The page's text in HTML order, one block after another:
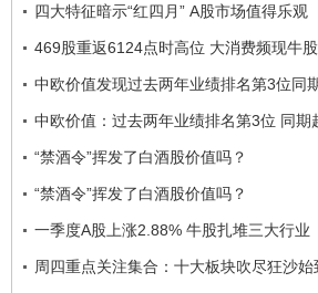
四大特征暗示“红四月” A股市场值得乐观
469股重返6124点时高位 大消费频现牛股
中欧价值发现过去两年业绩排名第3位同
中欧价值：过去两年业绩排名第3位 同期
“禁酒令”挥发了白酒股价值吗？
“禁酒令”挥发了白酒股价值吗？
一季度A股上涨2.88% 牛股扎堆三大行业
周四重点关注集合：十大板块吹尽狂沙始